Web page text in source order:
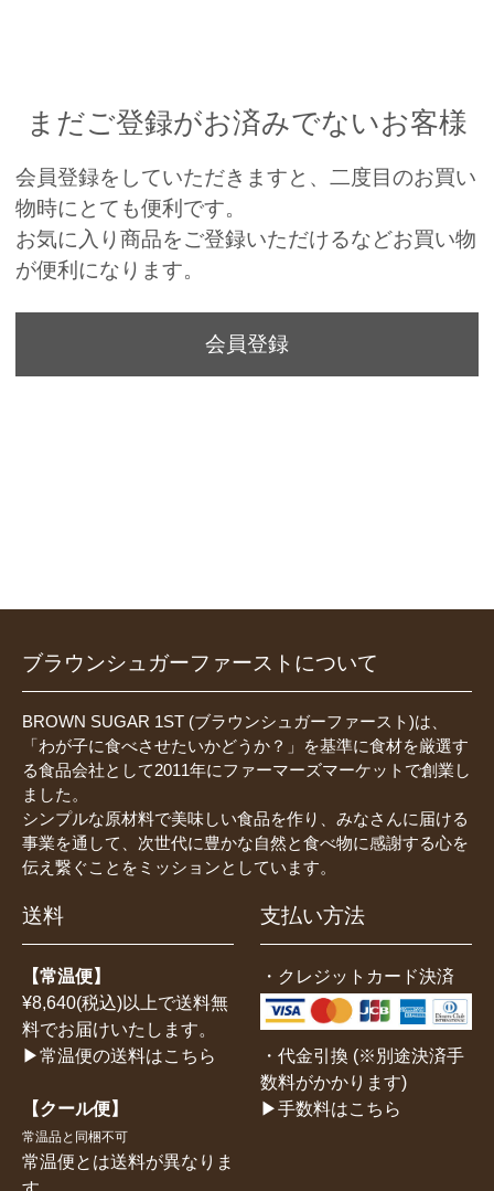
まだご登録がお済みでないお客様
会員登録をしていただきますと、二度目のお買い
物時にとても便利です。
お気に入り商品をご登録いただけるなどお買い物
が便利になります。
会員登録
ブラウンシュガーファーストについて
BROWN SUGAR 1ST (ブラウンシュガーファースト)は、
「わが子に食べさせたいかどうか？」を基準に食材を厳選す
る食品会社として2011年にファーマーズマーケットで創業し
ました。
シンプルな原材料で美味しい食品を作り、みなさんに届ける
事業を通して、次世代に豊かな自然と食べ物に感謝する心を
伝え繋ぐことをミッションとしています。
送料
【常温便】
¥8,640(税込)以上で送料無
料でお届けいたします。
▶常温便の送料はこちら
【クール便】
常温品と同梱不可
常温便とは送料が異なりま
支払い方法
・クレジットカード決済
・代金引換 (※別途決済手
数料がかかります)
▶手数料はこちら